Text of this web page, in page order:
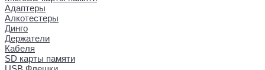
Адаптеры
Алкотестеры
Динго
Держатели
Кабеля
SD карты памяти